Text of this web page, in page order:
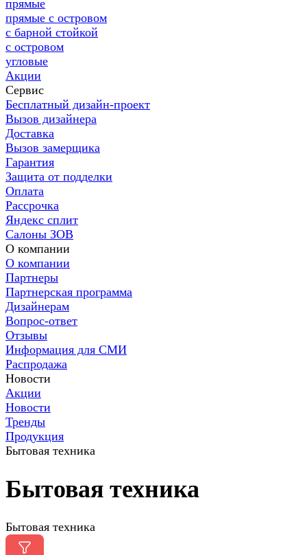
прямые
прямые с островом
с барной стойкой
с островом
угловые
Акции
Сервис
Бесплатный дизайн-проект
Вызов дизайнера
Доставка
Вызов замерщика
Гарантия
Защита от подделки
Оплата
Рассрочка
Яндекс сплит
Салоны ЗОВ
О компании
О компании
Партнеры
Партнерская программа
Дизайнерам
Вопрос-ответ
Отзывы
Информация для СМИ
Распродажа
Новости
Акции
Новости
Тренды
Продукция
Бытовая техника
Бытовая техника
Бытовая техника